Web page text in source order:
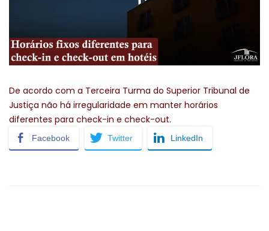
De acordo com a Terceira Turma do Superior Tribunal de
Justiça não há irregularidade em manter horários
diferentes para check-in e check-out.
Facebook Twitter LinkedIn